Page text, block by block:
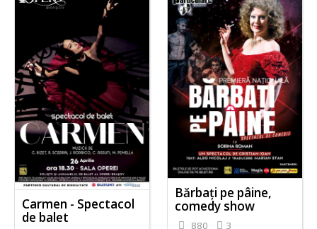
Carmen - Spectacol
de balet
Bărbați pe pâine,
comedy show
880 3